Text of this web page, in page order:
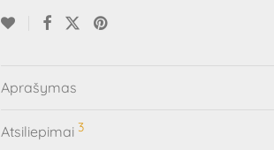
Aprašymas
Atsiliepimai 3